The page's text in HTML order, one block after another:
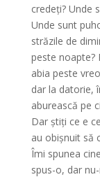
credeți? Unde
Unde sunt
străzile de
peste noapte?
abia peste
dar la datorie,
aburească pe
Dar știți ce e
au obișnuit să
Îmi spunea
spus-o, dar